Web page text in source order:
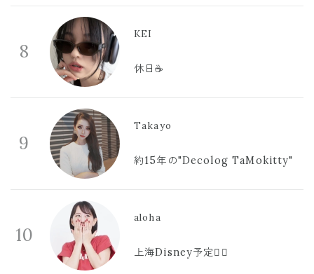
8
KEI
休日☕️
9
Takayo
約15年の"Decolog TaMokitty"
10
aloha
上海Disney予定🫪🩷